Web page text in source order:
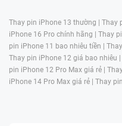
Thay pin iPhone 13 thường | Thay
iPhone 16 Pro chính hãng | Thay
pin iPhone 11 bao nhiêu tiền |
Thay pin iPhone 12 giá bao nhiêu |
pin iPhone 12 Pro Max giá rẻ |
iPhone 14 Pro Max giá rẻ | Thay